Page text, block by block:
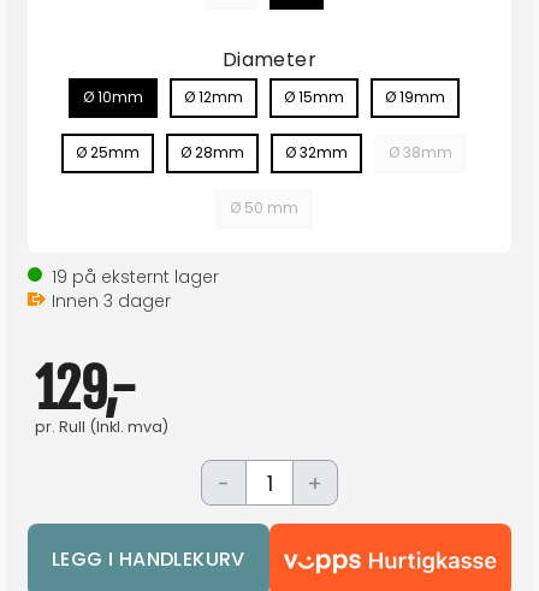
Diameter
Ø 10mm Ø 12mm Ø 15mm Ø 19mm
Ø 25mm Ø 28mm Ø 32mm Ø 38mm
Ø 50 mm
19 på eksternt lager
Innen 3 dager
129,-
pr. Rull (Inkl. mva)
- +